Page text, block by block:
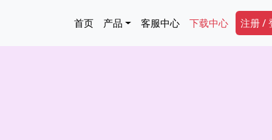
Main navigation
首页 产品 客服中心 下载中心 注册 /